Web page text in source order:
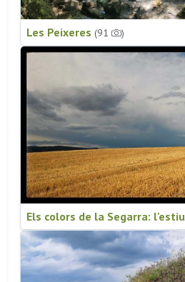
Les Peixeres (91 )
Els colors de la Segarra: l'estiu